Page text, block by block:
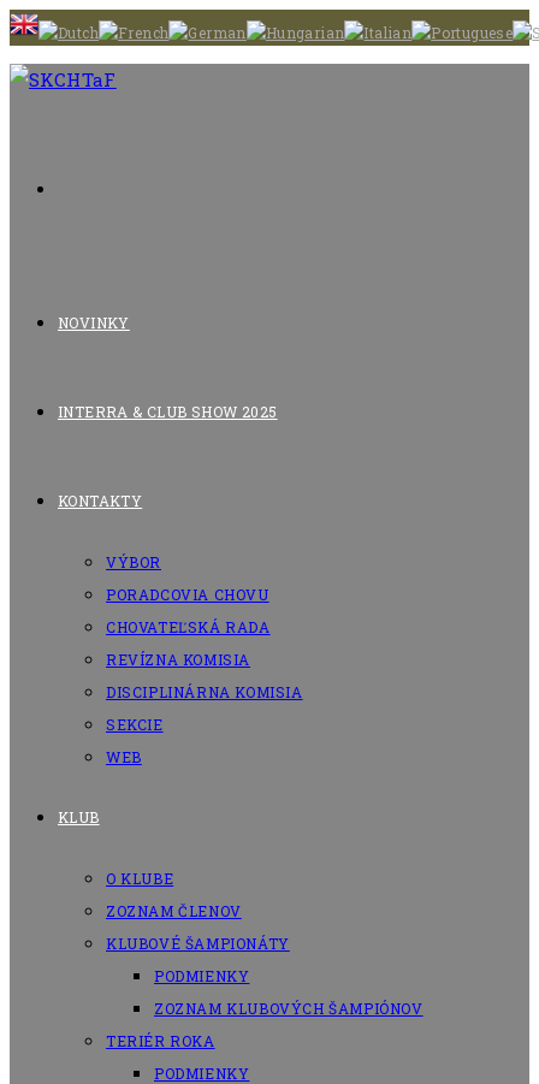
Skip
content
NOVINKY
INTERRA & CLUB SHOW 2025
KONTAKTY
VÝBOR
PORADCOVIA CHOVU
CHOVATEĽSKÁ RADA
REVÍZNA KOMISIA
DISCIPLINÁRNA KOMISIA
SEKCIE
WEB
KLUB
O KLUBE
ZOZNAM ČLENOV
KLUBOVÉ ŠAMPIONÁTY
PODMIENKY
ZOZNAM KLUBOVÝCH ŠAMPIÓNOV
TERIÉR ROKA
PODMIENKY